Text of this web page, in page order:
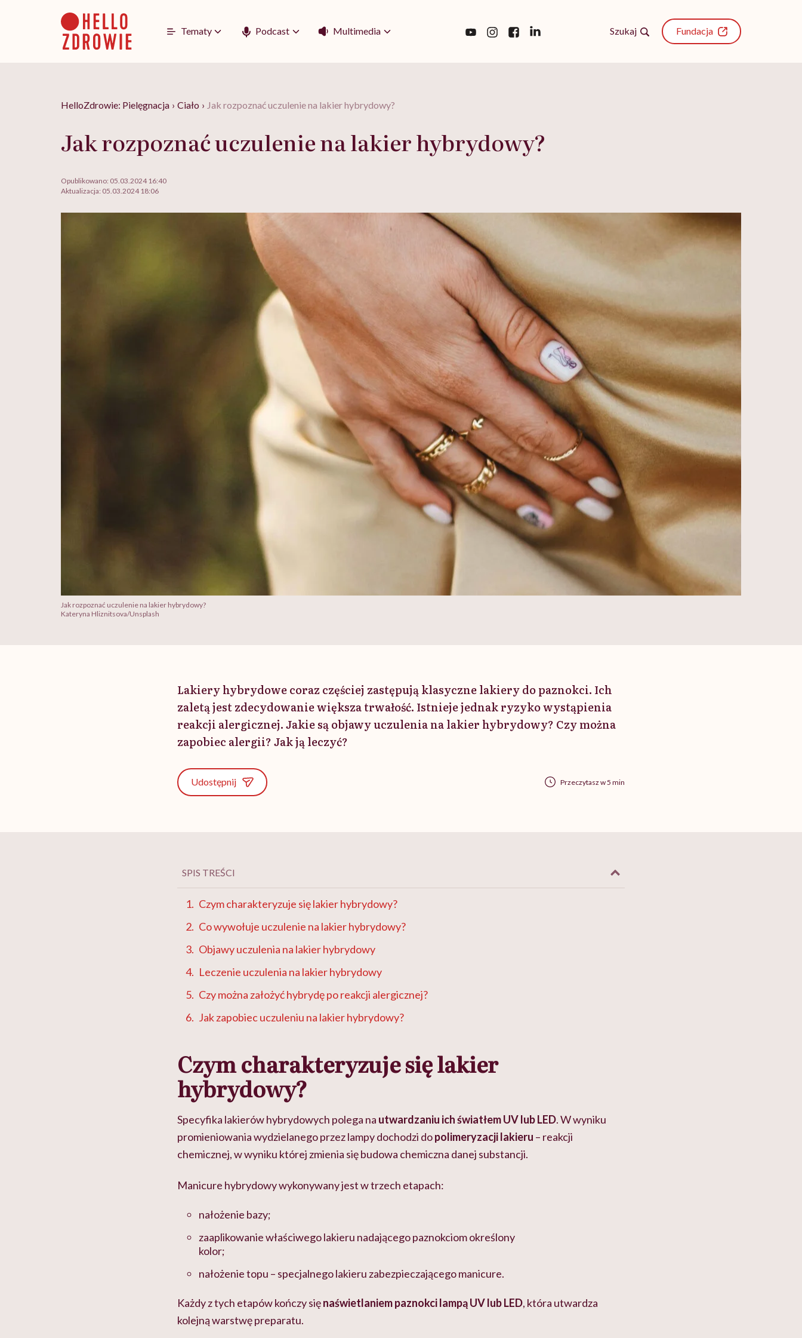
Tematy Podcast Multimedia Szukaj Fundacja
HelloZdrowie: Pielęgnacja › Ciało › Jak rozpoznać uczulenie na lakier hybrydowy?
Jak rozpoznać uczulenie na lakier hybrydowy?
Opublikowano: 05.03.2024 16:40
Aktualizacja: 05.03.2024 18:06
Jak rozpoznać uczulenie na lakier hybrydowy?
Kateryna Hliznitsova/Unsplash
Lakiery hybrydowe coraz częściej zastępują klasyczne lakiery do paznokci. Ich
zaletą jest zdecydowanie większa trwałość. Istnieje jednak ryzyko wystąpienia
reakcji alergicznej. Jakie są objawy uczulenia na lakier hybrydowy? Czy można
zapobiec alergii? Jak ją leczyć?
Udostępnij Przeczytasz w 5 min
SPIS TREŚCI
Czym charakteryzuje się lakier hybrydowy?
Co wywołuje uczulenie na lakier hybrydowy?
Objawy uczulenia na lakier hybrydowy
Leczenie uczulenia na lakier hybrydowy
Czy można założyć hybrydę po reakcji alergicznej?
Jak zapobiec uczuleniu na lakier hybrydowy?
Czym charakteryzuje się lakier
hybrydowy?
Specyfika lakierów hybrydowych polega na utwardzaniu ich światłem UV lub LED. W wyniku
promieniowania wydzielanego przez lampy dochodzi dopolimeryzacji lakieru – reakcji
chemicznej, w wyniku której zmienia się budowa chemiczna danej substancji.
Manicure hybrydowy wykonywany jest w trzech etapach:
nałożenie bazy;
zaaplikowanie właściwego lakieru nadającego paznokciom określony
kolor;
nałożenie topu – specjalnego lakieru zabezpieczającego manicure.
Każdy z tych etapów kończy sięnaświetlaniem paznokci lampą UV lub LED, która utwardza
kolejną warstwę preparatu.